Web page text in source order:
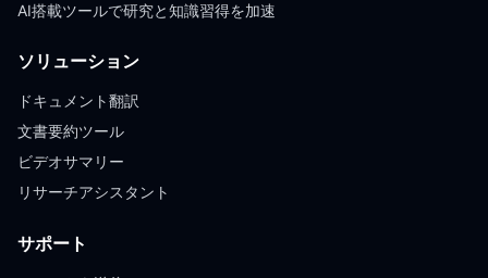
AI搭載ツールで研究と知識習得を加速
ソリューション
ドキュメント翻訳
文書要約ツール
ビデオサマリー
リサーチアシスタント
サポート